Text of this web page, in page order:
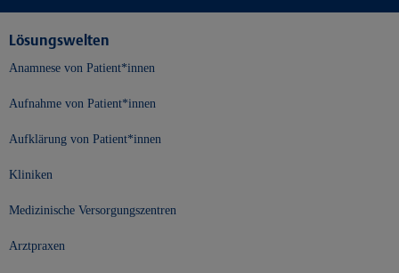
Lösungswelten
Anamnese von Patient*innen
Aufnahme von Patient*innen
Aufklärung von Patient*innen
Kliniken
Medizinische Versorgungszentren
Arztpraxen